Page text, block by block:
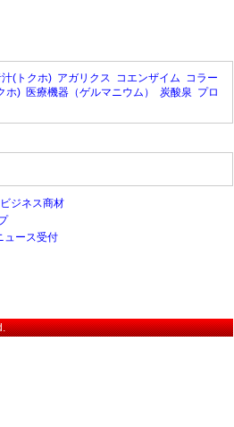
(トクホ) アガリクス コエンザイム コラー
ホ) 医療機器（ゲルマニウム） 炭酸泉 プロ
ビジネス商材
ュース受付